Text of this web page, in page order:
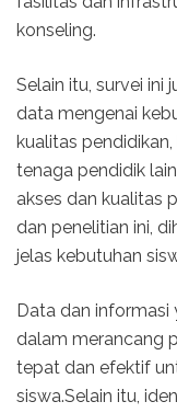
konseling.
Selain itu, survei ini
data mengenai
kualitas
tenaga pendidik
akses dan kualitas
dan penelitian ini,
jelas kebutuhan
Data dan
dalam merancang
tepat dan efektif
siswa.Selain itu,